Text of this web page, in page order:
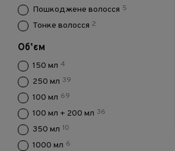
Пошкоджене волосся 5
Тонке волосся 2
Обʼєм
150 мл 4
250 мл 39
100 мл 69
100 мл + 200 мл 36
350 мл 10
1000 мл 6